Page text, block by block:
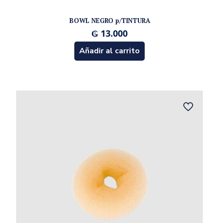
BOWL NEGRO p/TINTURA
₲ 13.000
Añadir al carrito